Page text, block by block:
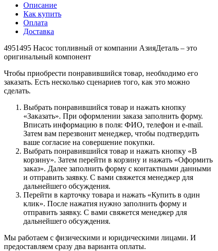
Описание
Как купить
Оплата
Доставка
4951495 Насос топливный от компании АзияДеталь – это
оригинальный компонент
Чтобы приобрести понравившийся товар, необходимо его
заказать. Есть несколько сценариев того, как это можно
сделать.
Выбрать понравившийся товар и нажать кнопку
«Заказать». При оформлении заказа заполнить форму.
Вписать информацию в поля: ФИО, телефон и e-mail.
Затем вам перезвонит менеджер, чтобы подтвердить
ваше согласие на совершение покупки.
Выбрать понравившийся товар и нажать кнопку «В
корзину». Затем перейти в корзину и нажать «Оформить
заказ». Далее заполнить форму с контактными данными
и отправить заявку. С вами свяжется менеджер для
дальнейшего обсуждения.
Перейти в карточку товара и нажать «Купить в один
клик». После нажатия нужно заполнить форму и
отправить заявку. С вами свяжется менеджер для
дальнейшего обсуждения.
Мы работаем с физическими и юридическими лицами. И
предоставляем сразу два варианта оплаты.